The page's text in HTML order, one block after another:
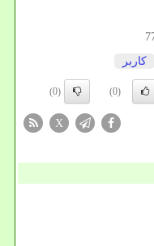
كاربر
(0)
(0)
X